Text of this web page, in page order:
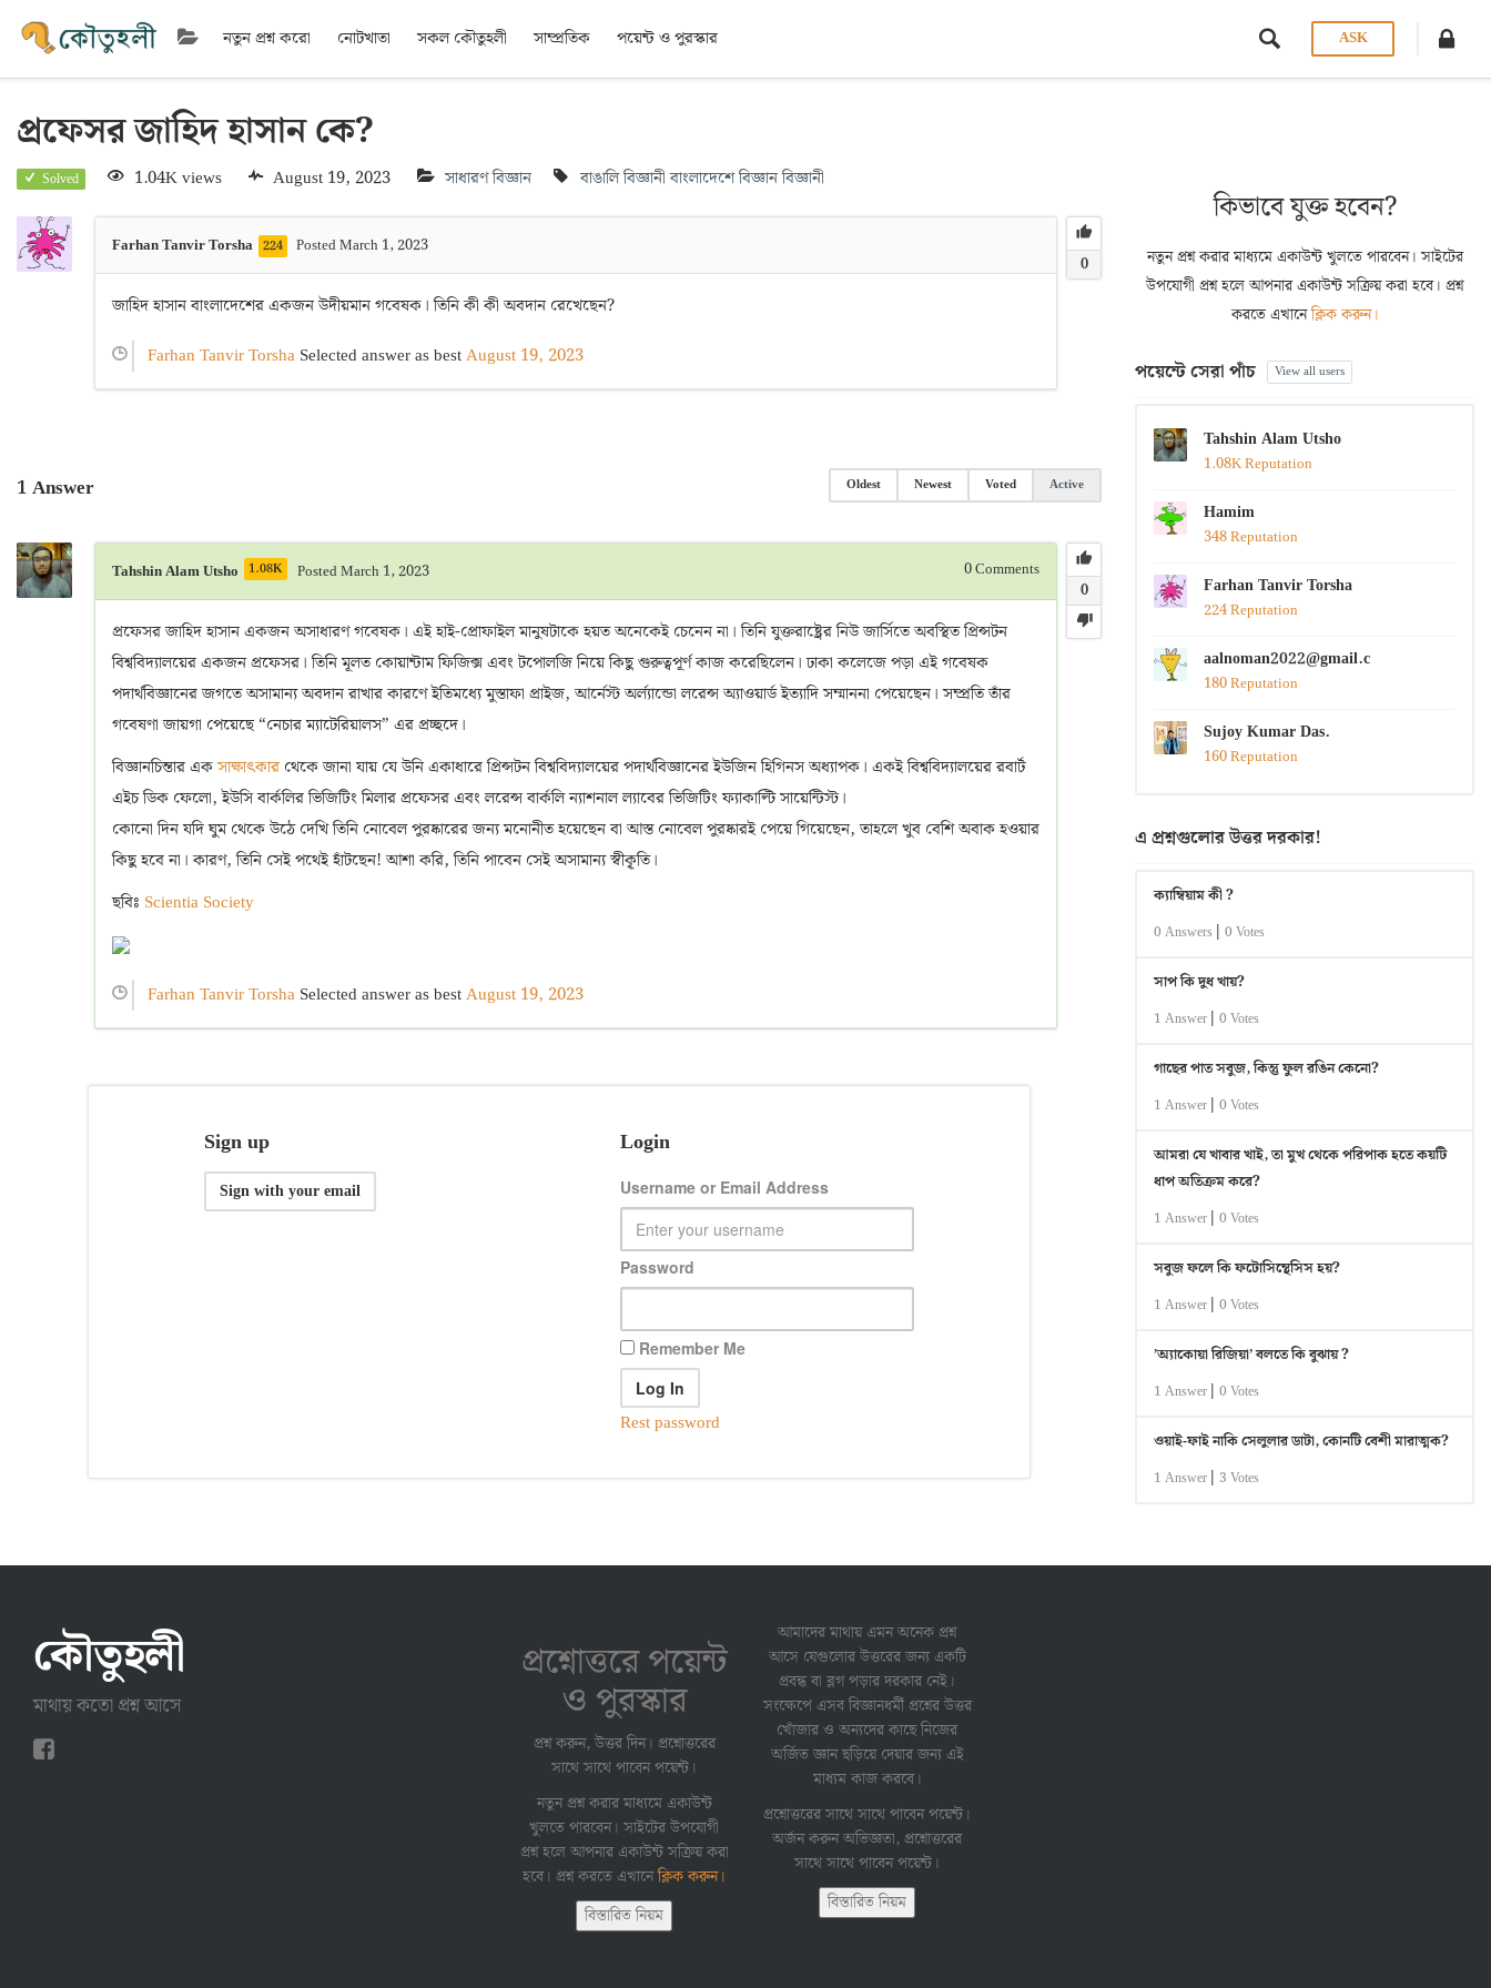
নতুন প্রশ্ন করো নোটখাতা সকল কৌতুহলী সাম্প্রতিক পয়েন্ট ও পুরস্কার ASK
প্রফেসর জাহিদ হাসান কে?
Solved 1.04K views August 19, 2023 সাধারণ বিজ্ঞান বাঙালি বিজ্ঞানী বাংলাদেশে বিজ্ঞানবিজ্ঞানী
Farhan Tanvir Torsha 224
Posted March 1, 2023
0
জাহিদ হাসান বাংলাদেশের একজন উদীয়মান গবেষক। তিনি কী কী অবদান রেখেছেন?
Farhan Tanvir Torsha Selected answer as bestAugust 19, 2023
1Answer Active
Voted
Newest
Oldest
0
Tahshin Alam Utsho 1.08K Posted March 1, 2023 0Comments
প্রফেসর জাহিদ হাসান একজন অসাধারণ গবেষক। এই হাই-প্রোফাইল মানুষটাকে হয়ত অনেকেই চেনেন না। তিনি যুক্তরাষ্ট্রের নিউ জার্সিতে অবস্থিত প্রিন্সটন
বিশ্ববিদ্যালয়ের একজন প্রফেসর। তিনি মূলত কোয়ান্টাম ফিজিক্স এবং টপোলজি নিয়ে কিছু গুরুত্বপূর্ণ কাজ করেছিলেন। ঢাকা কলেজে পড়া এই গবেষক
পদার্থবিজ্ঞানের জগতে অসামান্য অবদান রাখার কারণে ইতিমধ্যে মুস্তাফা প্রাইজ, আর্নেস্ট অর্ল্যান্ডো লরেন্স অ্যাওয়ার্ড ইত্যাদি সম্মাননা পেয়েছেন। সম্প্রতি তাঁর
গবেষণা জায়গা পেয়েছে “নেচার ম্যাটেরিয়ালস” এর প্রচ্ছদে।
বিজ্ঞানচিন্তার একসাক্ষাৎকার থেকে জানা যায় যে উনি একাধারে প্রিন্সটন বিশ্ববিদ্যালয়ের পদার্থবিজ্ঞানের ইউজিন হিগিনস অধ্যাপক। একই বিশ্ববিদ্যালয়ের রবার্ট
এইচ ডিক ফেলো, ইউসি বার্কলির ভিজিটিং মিলার প্রফেসর এবং লরেন্স বার্কলি ন্যাশনাল ল্যাবের ভিজিটিং ফ্যাকাল্টি সায়েন্টিস্ট।
কোনো দিন যদি ঘুম থেকে উঠে দেখি তিনি নোবেল পুরষ্কারের জন্য মনোনীত হয়েছেন বা আস্ত নোবেল পুরষ্কারই পেয়ে গিয়েছেন, তাহলে খুব বেশি অবাক হওয়ার
কিছু হবে না। কারণ, তিনি সেই পথেই হাঁটছেন! আশা করি, তিনি পাবেন সেই অসামান্য স্বীকৃ্তি।
ছবিঃ Scientia Society
Farhan Tanvir Torsha Selected answer as bestAugust 19, 2023
Sign up
Sign with your email
Login
Username or Email Address
Password
Remember Me
Rest password
কিভাবে যুক্ত হবেন?
নতুন প্রশ্ন করার মাধ্যমে একাউন্ট খুলতে পারবেন। সাইটের
উপযোগী প্রশ্ন হলে আপনার একাউন্ট সক্রিয় করা হবে। প্রশ্ন
করতে এখানেক্লিক করুন।
পয়েন্টে সেরা পাঁচ View all users
Tahshin Alam Utsho
1.08K Reputation
Hamim
348 Reputation
Farhan Tanvir Torsha
224 Reputation
aalnoman2022@gmail.com
180 Reputation
Sujoy Kumar Das.
160 Reputation
এ প্রশ্নগুলোর উত্তর দরকার!
ক্যাম্বিয়াম কী ?
0 Answers | 0 Votes
সাপ কি দুধ খায়?
1 Answer | 0 Votes
গাছের পাত সবুজ, কিন্তু ফুল রঙিন কেনো?
1 Answer | 0 Votes
আমরা যে খাবার খাই, তা মুখ থেকে পরিপাক হতে কয়টি
ধাপ অতিক্রম করে?
1 Answer | 0 Votes
সবুজ ফলে কি ফটোসিন্থেসিস হয়?
1 Answer | 0 Votes
’অ্যাকোয়া রিজিয়া’ বলতে কি বুঝায় ?
1 Answer | 0 Votes
ওয়াই-ফাই নাকি সেলুলার ডাটা, কোনটি বেশী মারাত্মক?
1 Answer | 3 Votes
কৌতুহলী
মাথায় কতো প্রশ্ন আসে
প্রশ্নোত্তরে পয়েন্ট
ও পুরস্কার
প্রশ্ন করুন, উত্তর দিন। প্রশ্নোত্তরের
সাথে সাথে পাবেন পয়েন্ট।
নতুন প্রশ্ন করার মাধ্যমে একাউন্ট
খুলতে পারবেন। সাইটের উপযোগী
প্রশ্ন হলে আপনার একাউন্ট সক্রিয় করা
হবে। প্রশ্ন করতে এখানেক্লিক করুন।
বিস্তারিত নিয়ম
আমাদের মাথায় এমন অনেক প্রশ্ন
আসে যেগুলোর উত্তরের জন্য একটি
প্রবন্ধ বা ব্লগ পড়ার দরকার নেই।
সংক্ষেপে এসব বিজ্ঞানধর্মী প্রশ্নের উত্তর
খোঁজার ও অন্যদের কাছে নিজের
অর্জিত জ্ঞান ছড়িয়ে দেয়ার জন্য এই
মাধ্যম কাজ করবে।
প্রশ্নোত্তরের সাথে সাথে পাবেন পয়েন্ট।
অর্জন করুন অভিজ্ঞতা, প্রশ্নোত্তরের
সাথে সাথে পাবেন পয়েন্ট।
বিস্তারিত নিয়ম